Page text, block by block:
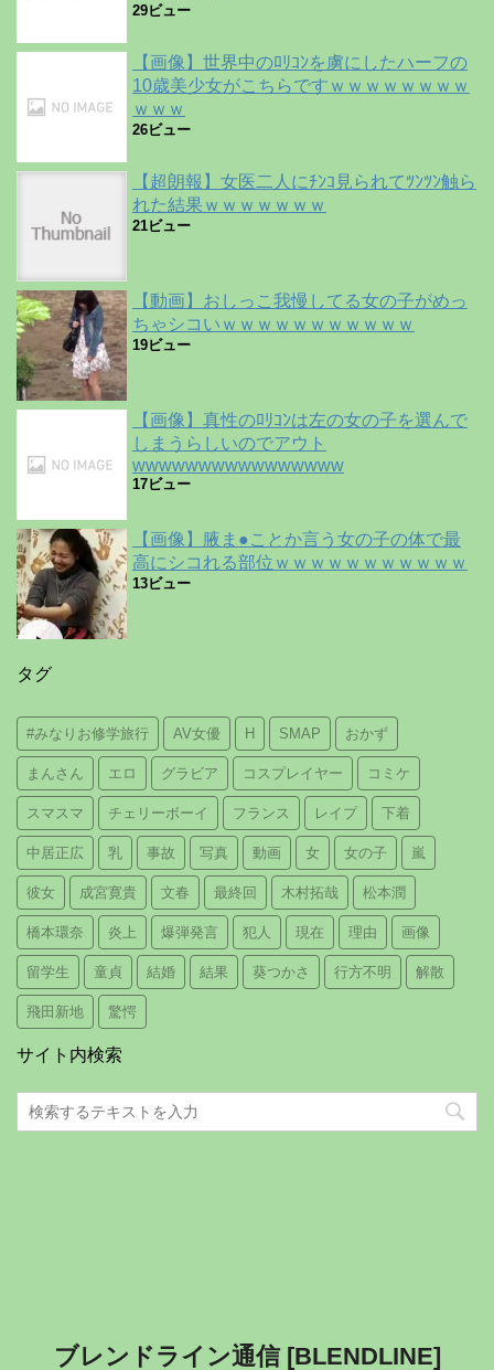
29ビュー
【画像】世界中のﾛﾘｺﾝを虜にしたハーフの
10歳美少女がこちらですｗｗｗｗｗｗｗｗ
ｗｗｗ
26ビュー
【超朗報】女医二人にﾁﾝｺ見られてﾂﾝﾂﾝ触ら
れた結果ｗｗｗｗｗｗｗ
21ビュー
【動画】おしっこ我慢してる女の子がめっ
ちゃシコいｗｗｗｗｗｗｗｗｗｗｗ
19ビュー
【画像】真性のﾛﾘｺﾝは左の女の子を選んで
しまうらしいのでアウト
wwwwwwwwwwwwwwww
17ビュー
【画像】腋ま●ことか言う女の子の体で最
高にシコれる部位ｗｗｗｗｗｗｗｗｗｗｗ
13ビュー
タグ
#みなりお修学旅行 AV女優 H SMAP おかず
まんさん エロ グラビア コスプレイヤー コミケ
スマスマ チェリーボーイ フランス レイプ 下着
中居正広 乳 事故 写真 動画 女 女の子 嵐
彼女 成宮寛貴 文春 最終回 木村拓哉 松本潤
橋本環奈 炎上 爆弾発言 犯人 現在 理由 画像
留学生 童貞 結婚 結果 葵つかさ 行方不明 解散
飛田新地 驚愕
サイト内検索
ブレンドライン通信 [BLENDLINE]